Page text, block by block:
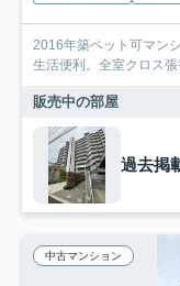
2016年築ペット可マン
生活便利。全室クロス
販売中の部屋
過去掲
中古マンション